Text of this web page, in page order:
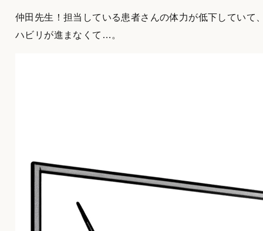
仲田先生！担当している患者さんの体力が低下していて
ハビリが進まなくて…。